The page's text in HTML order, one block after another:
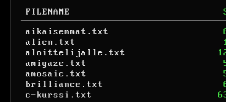
FILENAME
aikaisemmat.txt
alien.txt
aloittelijalle.txt
amigaze.txt
amosaic.txt
brilliance.txt
c-kurssi.txt